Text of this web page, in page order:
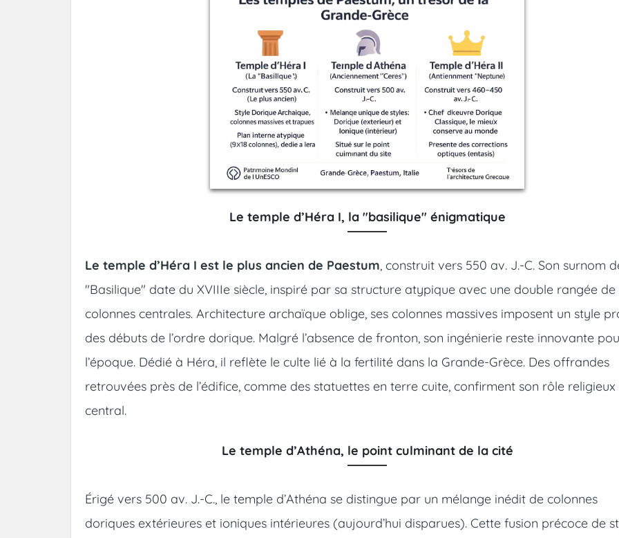
Le temple d’Héra I, la "basilique" énigmatique
Le temple d’Héra I est le plus ancien de Paestum, construit vers 550 av. J.-C. Son surnom
"Basilique" date du XVIIIe siècle, inspiré par sa structure atypique avec une double rangée de
colonnes centrales. Architecture archaïque oblige, ses colonnes massives imposent un style
des débuts de l’ordre dorique. Malgré l’absence de fronton, son ingénierie reste innovante
l’époque. Dédié à Héra, il reflète le culte lié à la fertilité dans la Grande-Grèce. Des offrandes
retrouvées près de l’édifice, comme des statuettes en terre cuite, confirment son rôle religieux
central.
Le temple d’Athéna, le point culminant de la cité
Érigé vers 500 av. J.-C., le temple d’Athéna se distingue par un mélange inédit de colonnes
doriques extérieures et ioniques intérieures (aujourd’hui disparues). Cette fusion précoce de